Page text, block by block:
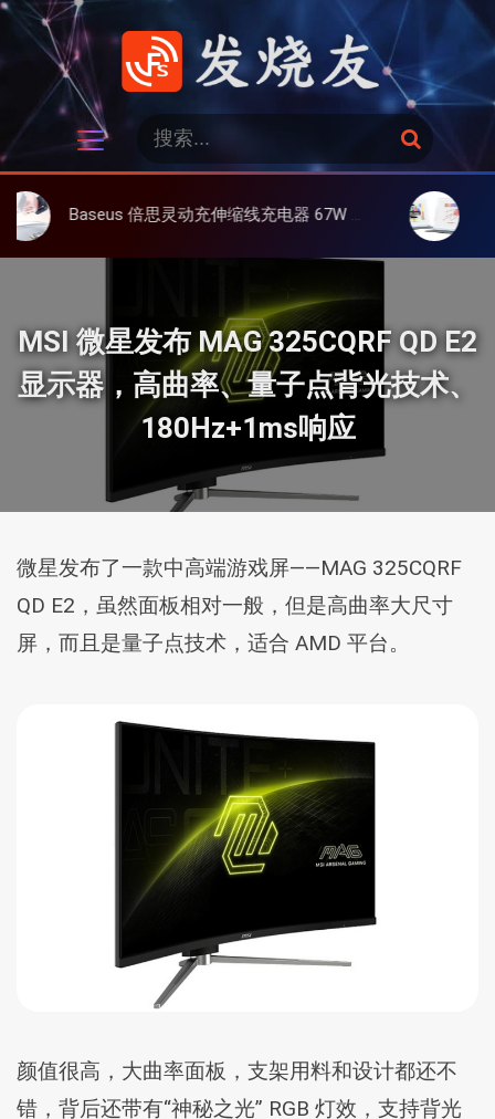
跳
发烧友
：
搜
索
Baseus 倍思灵动充伸缩线充电器 67W 3C，超耐用可伸缩线、氮化镓、3C多设备同时充 大上 Paperlike
MSI 微星发布 MAG 325CQRF QD E2
显示器，高曲率、量子点背光技术、
180Hz+1ms响应
微星发布了一款中高端游戏屏——MAG 325CQRF
QD E2，虽然面板相对一般，但是高曲率大尺寸
屏，而且是量子点技术，适合 AMD 平台。
颜值很高，大曲率面板，支架用料和设计都还不
错，背后还带有“神秘之光” RGB 灯效，支持背光